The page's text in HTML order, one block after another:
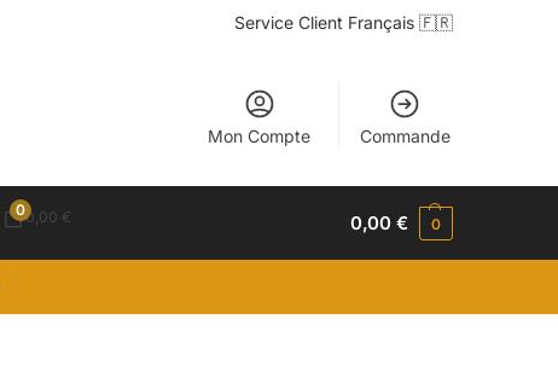
Service Client Français 🇫🇷
Mon Compte Commande
00,00 € 0,00€ 0